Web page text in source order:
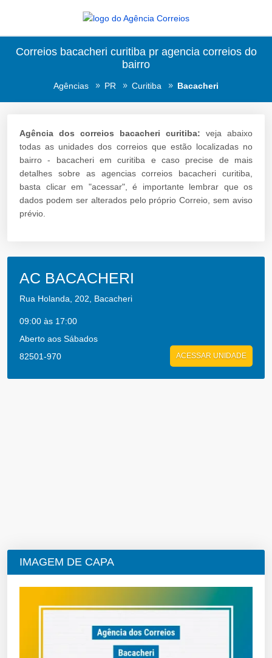
Correios bacacheri curitiba pr agencia correios do
bairro
Agências PR Curitiba Bacacheri
Agência dos correios bacacheri curitiba: veja abaixo
todas as unidades dos correios que estão localizadas no
bairro - bacacheri em curitiba e caso precise de mais
detalhes sobre as agencias correios bacacheri curitiba,
basta clicar em "acessar", é importante lembrar que os
dados podem ser alterados pelo próprio Correio, sem aviso
prévio.
AC BACACHERI
Rua Holanda, 202, Bacacheri
09:00 às 17:00
Aberto aos Sábados
82501-970
ACESSAR UNIDADE
IMAGEM DE CAPA